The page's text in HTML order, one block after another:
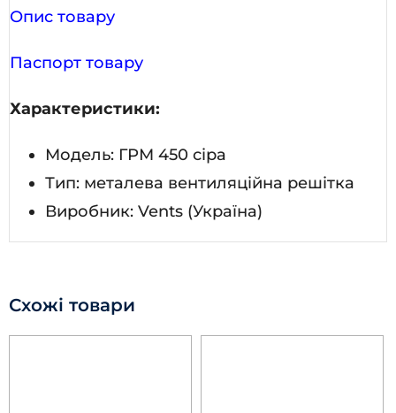
Опис товару
Паспорт товару
Характеристики:
Модель: ГРМ 450 сіра
Тип: металева вентиляційна решітка
Виробник: Vents (Україна)
Схожі товари